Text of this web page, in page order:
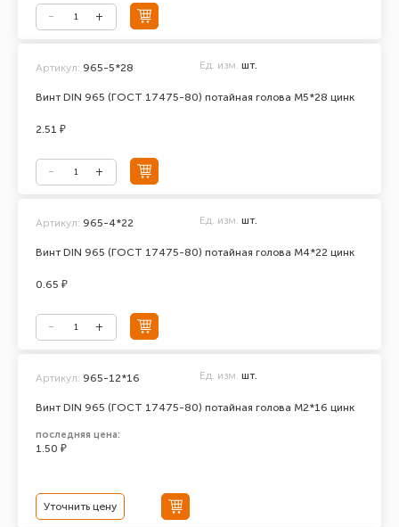
Винт DIN 965 (ГОСТ 17475-80) потайная голова М5*28 цинк
Артикул: 965-5*28 Ед. изм. шт.
2.51 ₽
Винт DIN 965 (ГОСТ 17475-80) потайная голова М4*22 цинк
Артикул: 965-4*22 Ед. изм. шт.
0.65 ₽
Винт DIN 965 (ГОСТ 17475-80) потайная голова М2*16 цинк
Артикул: 965-12*16 Ед. изм. шт.
последняя цена:
1.50 ₽
Уточнить цену